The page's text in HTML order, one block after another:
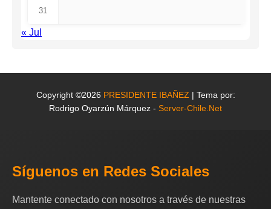
31
« Jul
Copyright ©2026 PRESIDENTE IBAÑEZ | Tema por:
Rodrigo Oyarzún Márquez - Server-Chile.Net
Síguenos en Redes Sociales
Mantente conectado con nosotros a través de nuestras